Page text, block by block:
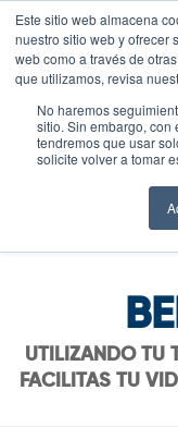
Este sitio web almacena
nuestro sitio web y ofrecer
web como a través de
que utilizamos, revisa
No haremos
sitio. Sin embargo, con
tendremos que usar
solicite volver a tomar
UTILIZANDO TU
FACILITAS TU